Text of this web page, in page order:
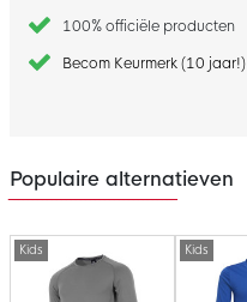
100% officiële producten
Becom Keurmerk (10 jaar!)
Populaire alternatieven
Kids Kids